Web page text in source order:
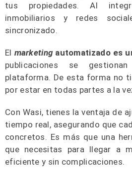
tus propiedades. Al
inmobiliarios y redes
sincronizado.
El marketing automatizado es
publicaciones se
plataforma. De esta forma no
por estar en todas partes a la
Con Wasi, tienes la ventaja de
tiempo real, asegurando que
concretos. Es más que una
que necesitas para llegar a
eficiente y sin complicaciones.